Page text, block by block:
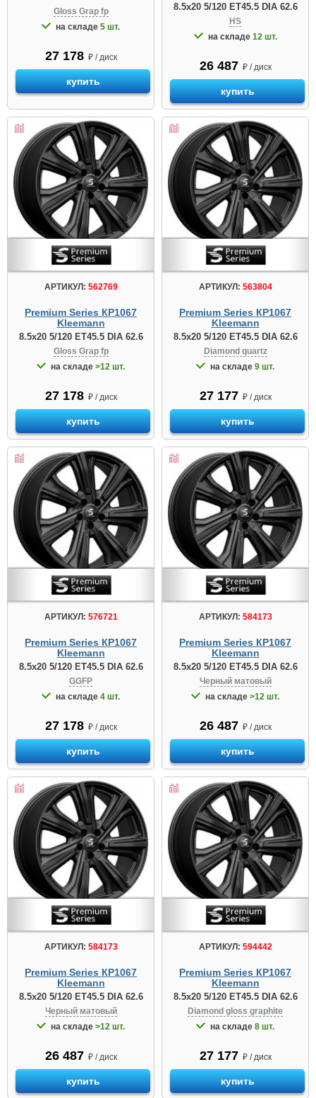
Gloss Grap fp
на складе 5 шт.
27 178 ₽ / диск
купить
8.5x20 5/120 ET45.5 DIA 62.6
HS
на складе 12 шт.
26 487 ₽ / диск
купить
АРТИКУЛ: 562769
Premium Series КР1067
Kleemann
8.5x20 5/120 ET45.5 DIA 62.6
Gloss Grap fp
на складе >12 шт.
27 178 ₽ / диск
купить
АРТИКУЛ: 563804
Premium Series КР1067
Kleemann
8.5x20 5/120 ET45.5 DIA 62.6
Diamond quartz
на складе 9 шт.
27 177 ₽ / диск
купить
АРТИКУЛ: 576721
Premium Series КР1067
Kleemann
8.5x20 5/120 ET45.5 DIA 62.6
GGFP
на складе 4 шт.
27 178 ₽ / диск
купить
АРТИКУЛ: 584173
Premium Series КР1067
Kleemann
8.5x20 5/120 ET45.5 DIA 62.6
Черный матовый
на складе >12 шт.
26 487 ₽ / диск
купить
АРТИКУЛ: 584173
Premium Series КР1067
Kleemann
8.5x20 5/120 ET45.5 DIA 62.6
Черный матовый
на складе >12 шт.
26 487 ₽ / диск
купить
АРТИКУЛ: 594442
Premium Series КР1067
Kleemann
8.5x20 5/120 ET45.5 DIA 62.6
Diamond gloss graphite
на складе 8 шт.
27 177 ₽ / диск
купить